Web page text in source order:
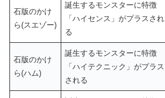
石版のかけ
ら(スエゾー)
誕生するモンスターに特徴
「ハイセンス」がプラスされ
る
石版のかけ
ら(ハム)
誕生するモンスターに特徴
「ハイテクニック」がプラス
される